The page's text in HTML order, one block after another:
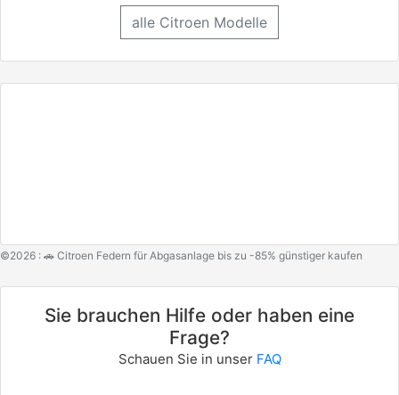
alle Citroen Modelle
©2026 : 🚗 Citroen Federn für Abgasanlage bis zu -85% günstiger kaufen
Sie brauchen Hilfe oder haben eine
Frage?
Schauen Sie in unser FAQ